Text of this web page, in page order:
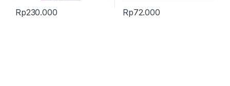
Rp230.000 Rp72.000